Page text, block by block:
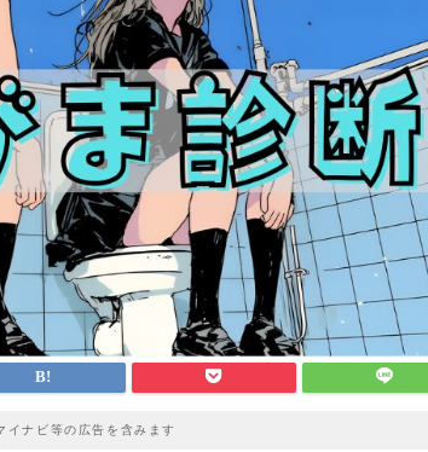
イナビ等の広告を含みます